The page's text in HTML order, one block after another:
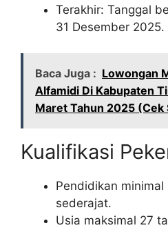
Terakhir: Tanggal
31 Desember 2025.
Baca Juga : Lowongan
Alfamidi Di Kabupaten
Maret Tahun 2025 (Cek
Kualifikasi
Pendidikan minimal
sederajat.
Usia maksimal 27